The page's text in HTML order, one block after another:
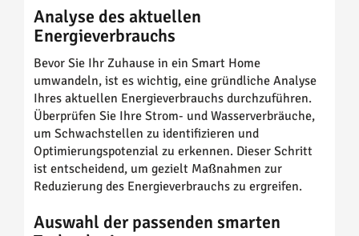
Analyse des aktuellen
Energieverbrauchs
Bevor Sie Ihr Zuhause in ein Smart Home
umwandeln, ist es wichtig, eine gründliche Analyse
Ihres aktuellen Energieverbrauchs durchzuführen.
Überprüfen Sie Ihre Strom- und Wasserverbräuche,
um Schwachstellen zu identifizieren und
Optimierungspotenzial zu erkennen. Dieser Schritt
ist entscheidend, um gezielt Maßnahmen zur
Reduzierung des Energieverbrauchs zu ergreifen.
Auswahl der passenden smarten